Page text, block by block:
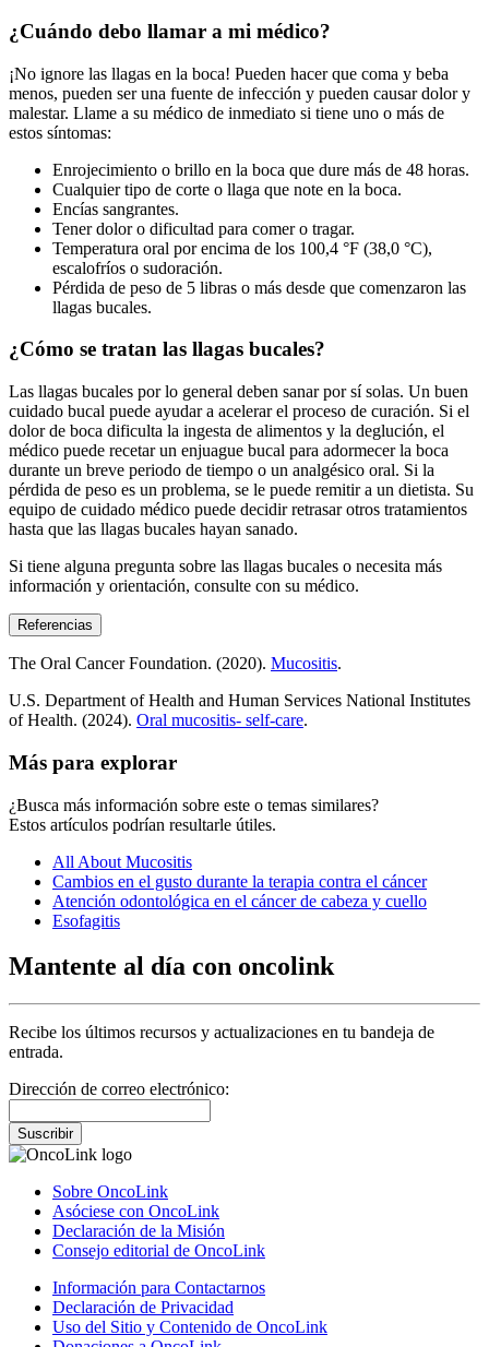
¿Cuándo debo llamar a mi médico?
¡No ignore las llagas en la boca! Pueden hacer que coma y beba
menos, pueden ser una fuente de infección y pueden causar dolor y
malestar. Llame a su médico de inmediato si tiene uno o más de
estos síntomas:
Enrojecimiento o brillo en la boca que dure más de 48 horas.
Cualquier tipo de corte o llaga que note en la boca.
Encías sangrantes.
Tener dolor o dificultad para comer o tragar.
Temperatura oral por encima de los 100,4 °F (38,0 °C),
escalofríos o sudoración.
Pérdida de peso de 5 libras o más desde que comenzaron las
llagas bucales.
¿Cómo se tratan las llagas bucales?
Las llagas bucales por lo general deben sanar por sí solas. Un buen
cuidado bucal puede ayudar a acelerar el proceso de curación. Si el
dolor de boca dificulta la ingesta de alimentos y la deglución, el
médico puede recetar un enjuague bucal para adormecer la boca
durante un breve periodo de tiempo o un analgésico oral. Si la
pérdida de peso es un problema, se le puede remitir a un dietista. Su
equipo de cuidado médico puede decidir retrasar otros tratamientos
hasta que las llagas bucales hayan sanado.
Si tiene alguna pregunta sobre las llagas bucales o necesita más
información y orientación, consulte con su médico.
Referencias
The Oral Cancer Foundation. (2020). Mucositis.
U.S. Department of Health and Human Services National Institutes
of Health. (2024). Oral mucositis- self-care.
Más para explorar
¿Busca más información sobre este o temas similares?
Estos artículos podrían resultarle útiles.
All About Mucositis
Cambios en el gusto durante la terapia contra el cáncer
Atención odontológica en el cáncer de cabeza y cuello
Esofagitis
Mantente al día con oncolink
Recibe los últimos recursos y actualizaciones en tu bandeja de
entrada.
Dirección de correo electrónico:
Suscribir
Sobre OncoLink
Asóciese con OncoLink
Declaración de la Misión
Consejo editorial de OncoLink
Información para Contactarnos
Declaración de Privacidad
Uso del Sitio y Contenido de OncoLink